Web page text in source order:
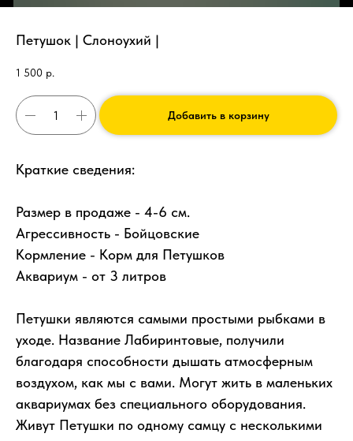
Петушок | Слоноухий |
1 500 р.
Добавить в корзину
Краткие сведения:
Размер в продаже - 4-6 см.
Агрессивность - Бойцовские
Кормление - Корм для Петушков
Аквариум - от 3 литров
Петушки являются самыми простыми рыбками в
уходе. Название Лабиринтовые, получили
благодаря способности дышать атмосферным
воздухом, как мы с вами. Могут жить в маленьких
аквариумах без специального оборудования.
Живут Петушки по одному самцу с несколькими